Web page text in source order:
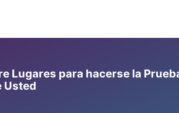
Lugares para hacerse la
Usted